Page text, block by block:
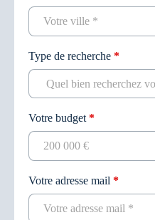
Type de recherche *
Votre budget *
Votre adresse mail *